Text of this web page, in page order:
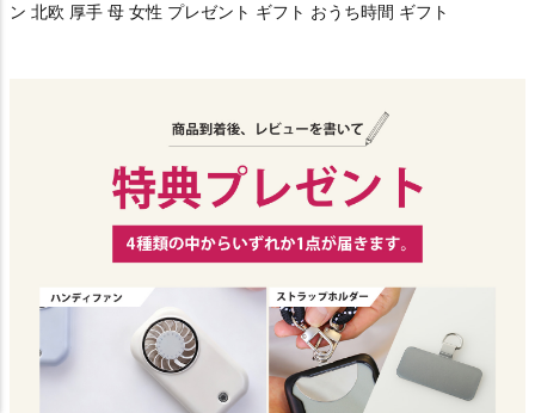
ン 北欧 厚手 母 女性 プレゼント ギフト おうち時間 ギフト